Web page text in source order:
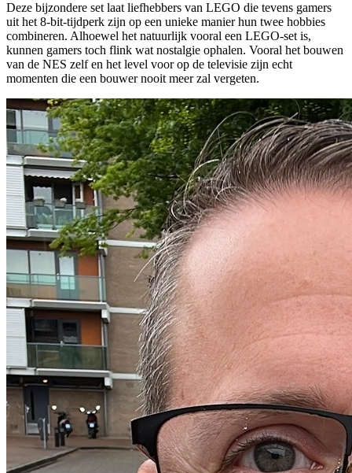
Deze bijzondere set laat liefhebbers van LEGO die tevens gamers
uit het 8-bit-tijdperk zijn op een unieke manier hun twee hobbies
combineren. Alhoewel het natuurlijk vooral een LEGO-set is,
kunnen gamers toch flink wat nostalgie ophalen. Vooral het bouwen
van de NES zelf en het level voor op de televisie zijn echt
momenten die een bouwer nooit meer zal vergeten.